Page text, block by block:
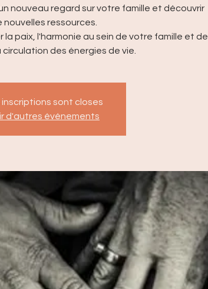
nouveau regard sur votre famille et découvrir
nouvelles ressources.
paix, l'harmonie au sein de votre famille et de
inscriptions sont closes
d'autres événements